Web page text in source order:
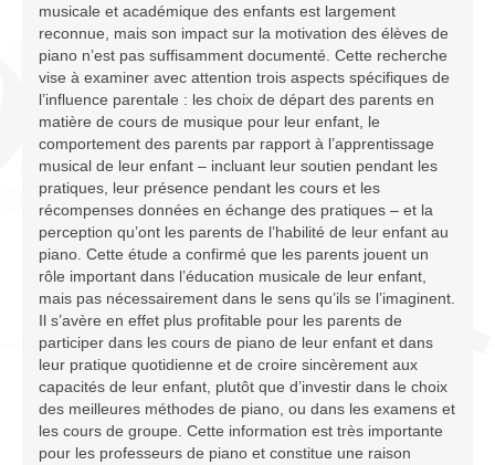
musicale et académique des enfants est largement
reconnue, mais son impact sur la motivation des élèves de
piano n’est pas suffisamment documenté. Cette recherche
vise à examiner avec attention trois aspects spécifiques de
l’influence parentale : les choix de départ des parents en
matière de cours de musique pour leur enfant, le
comportement des parents par rapport à l’apprentissage
musical de leur enfant – incluant leur soutien pendant les
pratiques, leur présence pendant les cours et les
récompenses données en échange des pratiques – et la
perception qu’ont les parents de l’habilité de leur enfant au
piano. Cette étude a confirmé que les parents jouent un
rôle important dans l’éducation musicale de leur enfant,
mais pas nécessairement dans le sens qu’ils se l’imaginent.
Il s’avère en effet plus profitable pour les parents de
participer dans les cours de piano de leur enfant et dans
leur pratique quotidienne et de croire sincèrement aux
capacités de leur enfant, plutôt que d’investir dans le choix
des meilleures méthodes de piano, ou dans les examens et
les cours de groupe. Cette information est très importante
pour les professeurs de piano et constitue une raison